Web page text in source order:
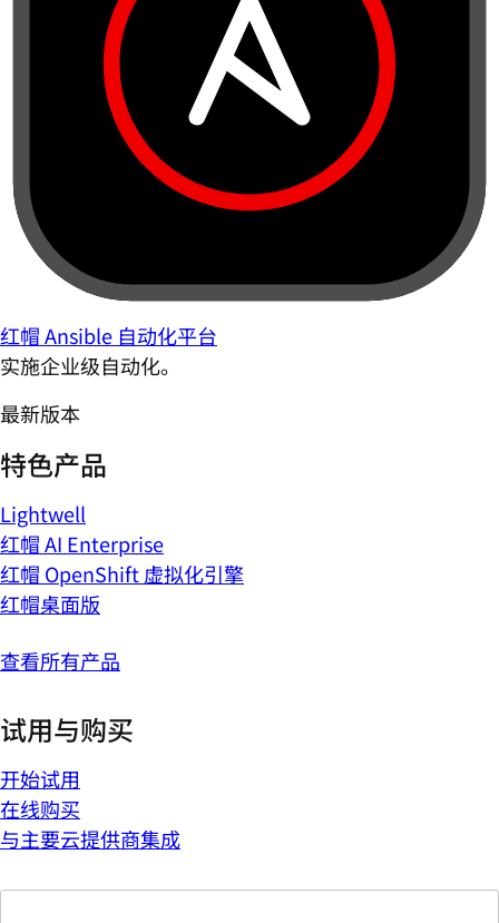
红帽 Ansible 自动化平台
实施企业级自动化。
最新版本
特色产品
Lightwell
红帽 AI Enterprise
红帽 OpenShift 虚拟化引擎
红帽桌面版
查看所有产品
试用与购买
开始试用
在线购买
与主要云提供商集成